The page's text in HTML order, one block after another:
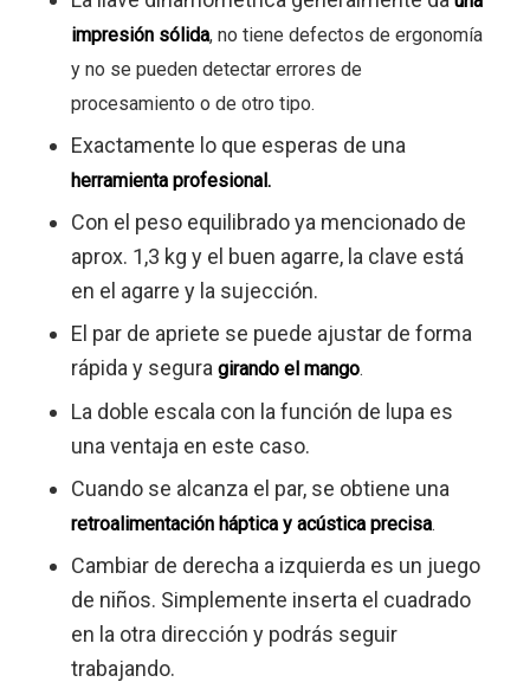
impresión sólida, no tiene defectos de ergonomía
y no se pueden detectar errores de
procesamiento o de otro tipo.
Exactamente lo que esperas de una
herramienta profesional.
Con el peso equilibrado ya mencionado de
aprox. 1,3 kg y el buen agarre, la clave está
en el agarre y la sujección.
El par de apriete se puede ajustar de forma
rápida y segura girando el mango.
La doble escala con la función de lupa es
una ventaja en este caso.
Cuando se alcanza el par, se obtiene una
retroalimentación háptica y acústica precisa.
Cambiar de derecha a izquierda es un juego
de niños. Simplemente inserta el cuadrado
en la otra dirección y podrás seguir
trabajando.